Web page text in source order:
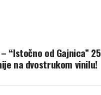
“Istočno od Gajnica” 25
na dvostrukom vinilu!